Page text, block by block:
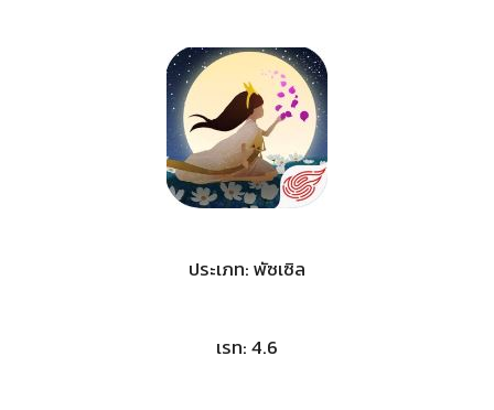
ประเภท: พัซเซิล
เรท: 4.6